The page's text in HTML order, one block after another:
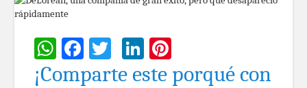
WhatsApp
Facebook
TwitterLinkedIn
¡Comparte este porqué con